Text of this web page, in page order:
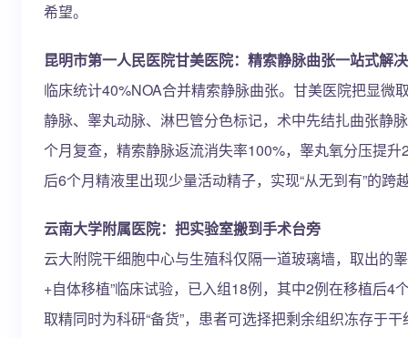
希望。
昆明市第一人民医院甘美医院：精索静脉曲张一站式解决
临床统计40%NOA合并精索静脉曲张。甘美医院把显微
静脉、睾丸动脉、淋巴管分色标记，术中先结扎曲张静
个月复查，精索静脉返流消失率100%，睾丸氧分压提
后6个月精液里出现少量活动精子，实现“从无到有”的跨
云南大学附属医院：把实验室搬到手术台旁
云大附院干细胞中心与生殖科仅隔一道玻璃墙，取出的
+自体移植”临床试验，已入组18例，其中2例在移植后
取精同时为科研“备货”，患者可选择把剩余组织冻存于